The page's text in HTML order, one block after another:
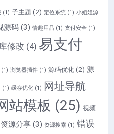
(1) 子主题 (2) 定位系统 (1) 小姐姐源
源码 (3) 情趣用品 (1) 支付安全 (1)
修改 (4) 易支付
(1) 浏览器插件 (1) 源码优化 (2) 源
(1) 缓存优化 (1)
网址导航
站模板 (25) 视频
资源分享 (3) 资源搜索 (1) 错误